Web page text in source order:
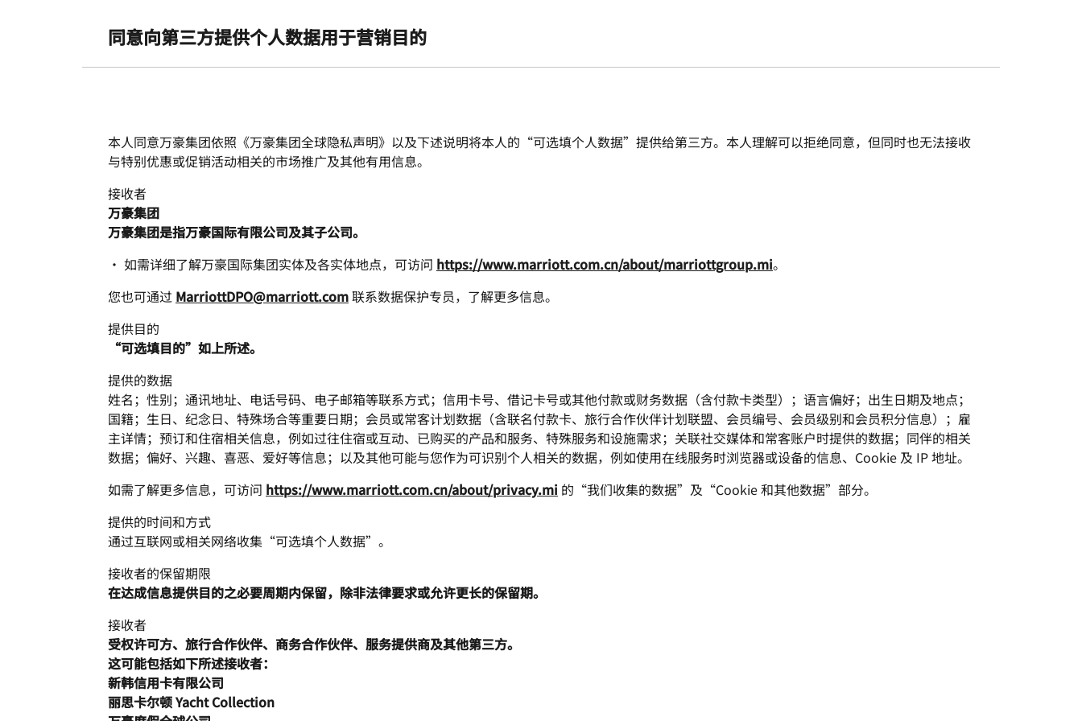
同意向第三方提供个人数据用于营销目的
本人同意万豪集团依照《万豪集团全球隐私声明》以及下述说明将本人的“可选填个人数据”提供给第三方。本人理解可以拒绝同意，但同时也无法接收
与特别优惠或促销活动相关的市场推广及其他有用信息。
接收者
万豪集团
万豪集团是指万豪国际有限公司及其子公司。
• 如需详细了解万豪国际集团实体及各实体地点，可访问 https://www.marriott.com.cn/about/marriottgroup.mi。
您也可通过 MarriottDPO@marriott.com联系数据保护专员，了解更多信息。
提供目的
“可选填目的”如上所述。
提供的数据
姓名；性别；通讯地址、电话号码、电子邮箱等联系方式；信用卡号、借记卡号或其他付款或财务数据（含付款卡类型）；语言偏好；出生日期及地点；
国籍；生日、纪念日、特殊场合等重要日期；会员或常客计划数据（含联名付款卡、旅行合作伙伴计划联盟、会员编号、会员级别和会员积分信息）；雇
主详情；预订和住宿相关信息，例如过往住宿或互动、已购买的产品和服务、特殊服务和设施需求；关联社交媒体和常客账户时提供的数据；同伴的相关
数据；偏好、兴趣、喜恶、爱好等信息；以及其他可能与您作为可识别个人相关的数据，例如使用在线服务时浏览器或设备的信息、Cookie 及 IP 地址。
如需了解更多信息，可访问 https://www.marriott.com.cn/about/privacy.mi 的“我们收集的数据”及“Cookie 和其他数据”部分。
提供的时间和方式
通过互联网或相关网络收集“可选填个人数据”。
接收者的保留期限
在达成信息提供目的之必要周期内保留，除非法律要求或允许更长的保留期。
接收者
受权许可方、旅行合作伙伴、商务合作伙伴、服务提供商及其他第三方。
这可能包括如下所述接收者：
新韩信用卡有限公司
丽思卡尔顿 Yacht Collection